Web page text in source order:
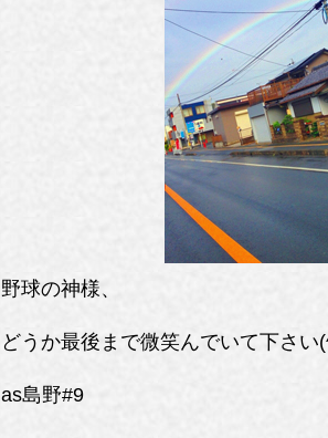
野球の神様、
どうか最後まで微笑んでいて下さい
as島野#9